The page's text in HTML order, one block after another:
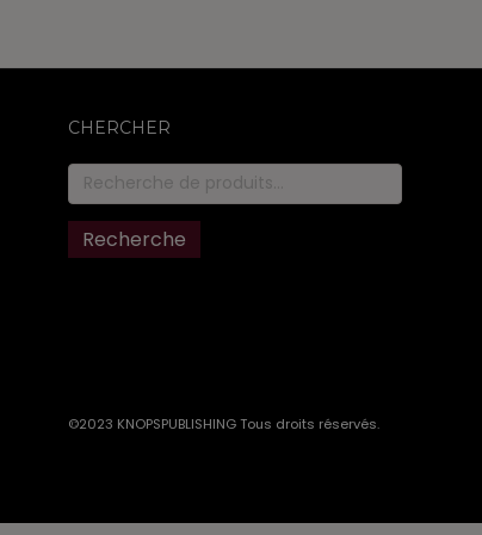
CHERCHER
Recherche
pour :
Recherche
©2023 KNOPSPUBLISHING Tous droits réservés.